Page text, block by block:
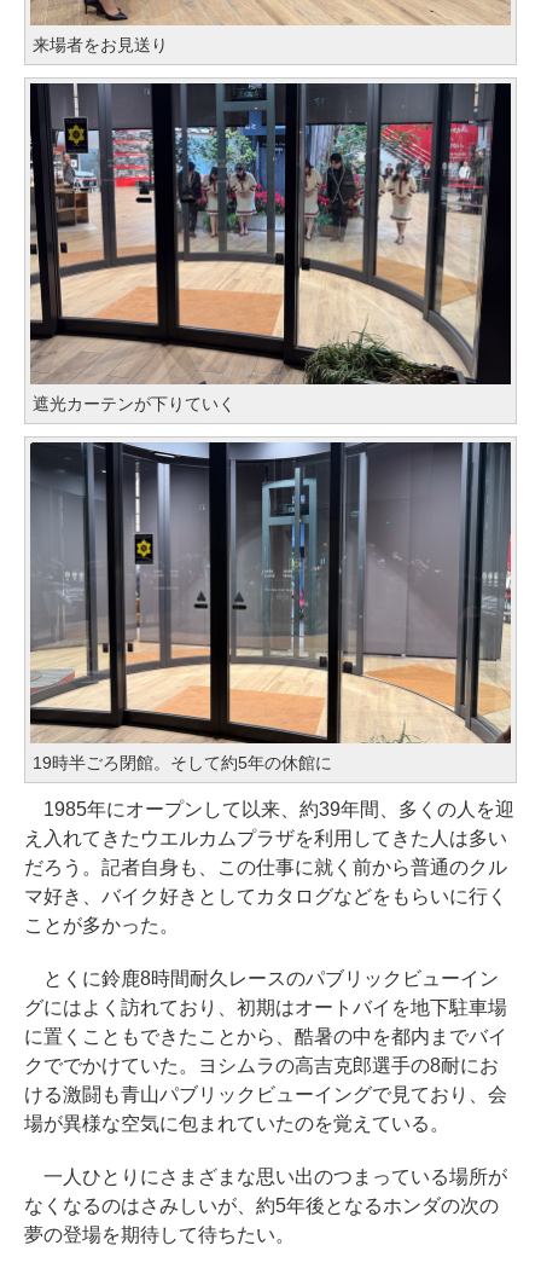
来場者をお見送り
遮光カーテンが下りていく
19時半ごろ閉館。そして約5年の休館に
1985年にオープンして以来、約39年間、多くの人を迎
え入れてきたウエルカムプラザを利用してきた人は多い
だろう。記者自身も、この仕事に就く前から普通のクル
マ好き、バイク好きとしてカタログなどをもらいに行く
ことが多かった。
とくに鈴鹿8時間耐久レースのパブリックビューイン
グにはよく訪れており、初期はオートバイを地下駐車場
に置くこともできたことから、酷暑の中を都内までバイ
クででかけていた。ヨシムラの高吉克郎選手の8耐にお
ける激闘も青山パブリックビューイングで見ており、会
場が異様な空気に包まれていたのを覚えている。
一人ひとりにさまざまな思い出のつまっている場所が
なくなるのはさみしいが、約5年後となるホンダの次の
夢の登場を期待して待ちたい。